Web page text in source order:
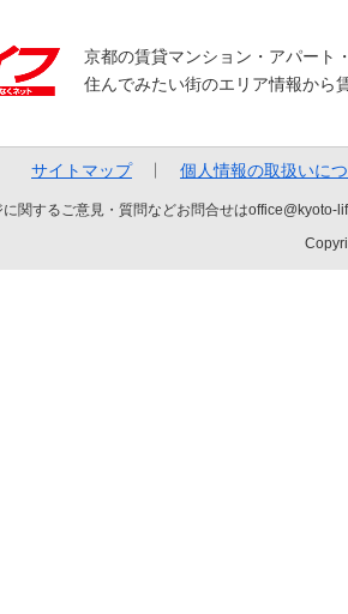
京都の賃貸マンション・アパート
住んでみたい街のエリア情報から
サイトマップ 個人情報の取扱いに
に関するご意見・質問などお問合せは